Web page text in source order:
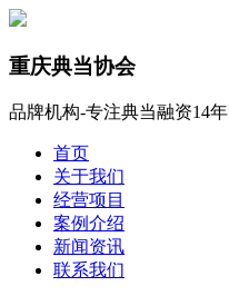
重庆典当协会
品牌机构-专注典当融资14年
首页
关于我们
经营项目
案例介绍
新闻资讯
联系我们